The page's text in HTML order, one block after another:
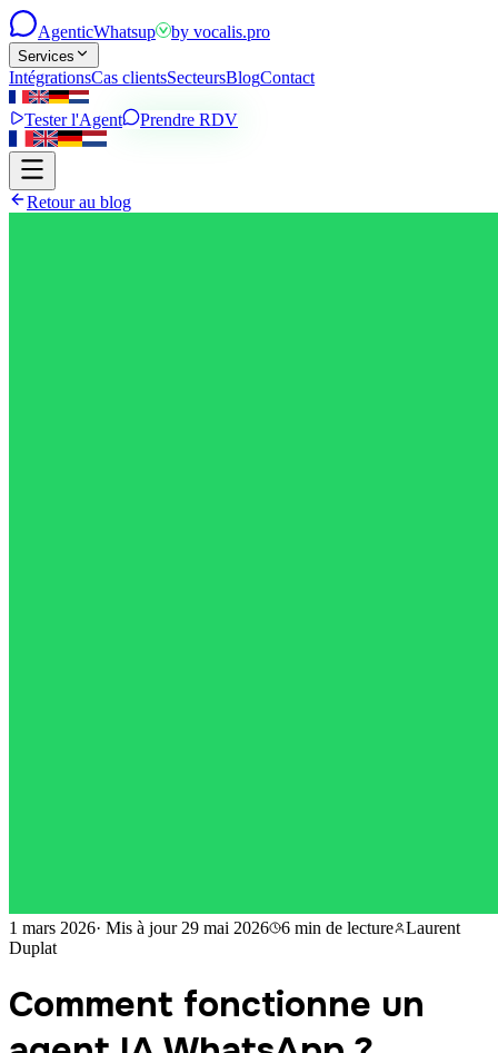
AgenticWhatsup by vocalis.pro
Services
IntégrationsCas clientsSecteursBlogContact
Tester l'Agent Prendre RDV
Retour au blog
1 mars 2026· Mis à jour 29 mai 2026 6 min de lecture
Laurent
Duplat
Comment fonctionne un